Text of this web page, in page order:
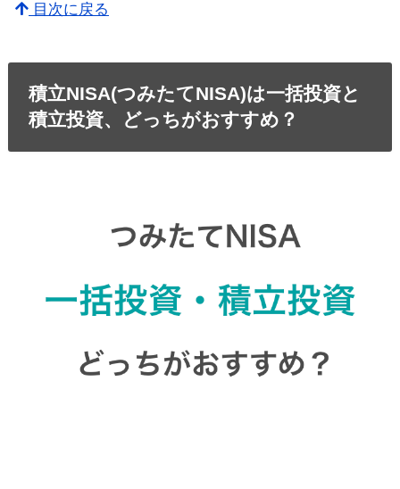
目次に戻る
積立NISA(つみたてNISA)は一括投資と
積立投資、どっちがおすすめ？